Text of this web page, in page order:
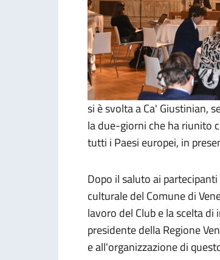
si è svolta a Ca' Giustinian,
la due-giorni che ha riunito
tutti i Paesi europei, in
Dopo il saluto ai
culturale del Comune di
lavoro del Club e la scelta
presidente della Regione
e all'organizzazione di